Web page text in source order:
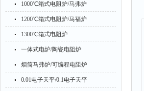
1000℃箱式电阻炉/马弗炉
1200℃箱式电阻炉/马福炉
1300℃箱式电阻炉
一体式电炉/陶瓷电阻炉
烟筒马弗炉/可编程电阻炉
0.01电子天平/0.1电子天平